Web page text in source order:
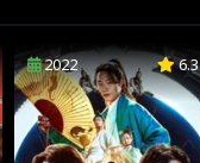
2022 6.3